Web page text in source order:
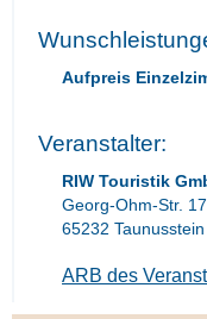
Aufpreis
Veranstalter:
RIW Touristik
Georg-Ohm-Str. 17
65232 Taunusstein
ARB des